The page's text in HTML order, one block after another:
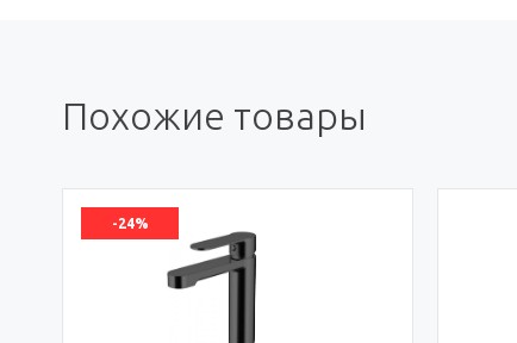
Похожие товары
-24%